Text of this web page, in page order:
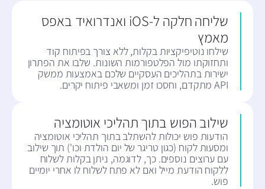
שליחה חלקה ל-iOS ואנדרואיד באפס
מאמץ
שילחו נוטיפיקציות בקלות, ללא צורך בפיתוח קוד
ותחזוקתו מול הפלטפורמות השונות. שלבו את הפתרון
ישירות בתהליכים העסקיים שלכם באמצעות ממשק
API מתקדם, וחסכו זמן ומשאבי פיתוח יקרים.
שילוב הפוש בתוך תהליכי אוטומציה
הודעות פוש יכולות להשתלב בתוך תהליכי אוטומציה
ומסעות לקוח (כגון טריגר של יום הולדת וכו') תוך שילוב
עם ערוצים נוספים. כך, לדוגמה, ניתן בקלות לשלוח
ללקוח הודעת מייל ואם לא פתח לשלוח לו אחרי יומיים
פוש.